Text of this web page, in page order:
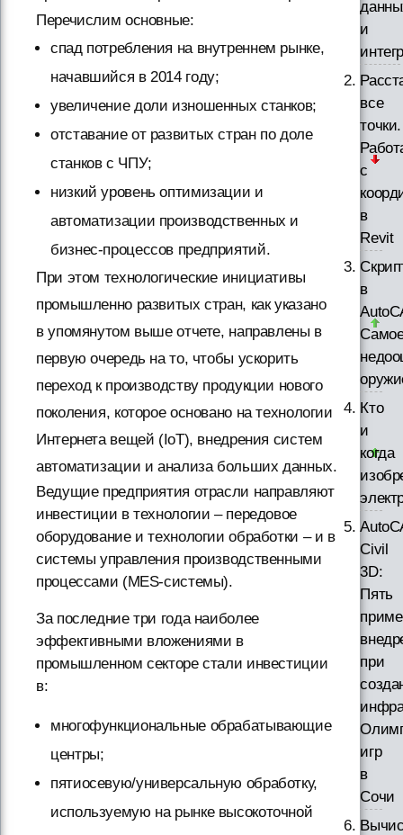
Перечислим основные:
спад потребления на внутреннем рынке,
начавшийся в 2014 году;
увеличение доли изношенных станков;
отставание от развитых стран по доле
станков с ЧПУ;
низкий уровень оптимизации и
автоматизации производственных и
бизнес-процессов предприятий.
При этом технологические инициативы
промышленно развитых стран, как указано
в упомянутом выше отчете, направлены в
первую очередь на то, чтобы ускорить
переход к производству продукции нового
поколения, которое основано на технологии
Интернета вещей (IoT), внедрения систем
автоматизации и анализа больших данных.
Ведущие предприятия отрасли направляют
инвестиции в технологии – передовое
оборудование и технологии обработки – и в
системы управления производственными
процессами (MES-системы).
За последние три года наиболее
эффективными вложениями в
промышленном секторе стали инвестиции
в:
многофункциональные обрабатывающие
центры;
пятиосевую/универсальную обработку,
используемую на рынке высокоточной
и
все
точки.
с
в
Revit
в
Кто
и
когда
Civil
3D:
Пять
при
игр
в
Сочи